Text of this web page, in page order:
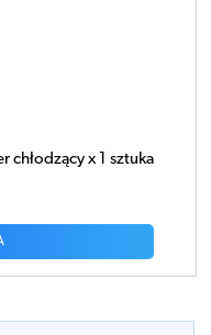
x 1 sztuka